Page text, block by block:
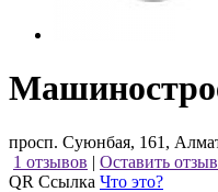
просп. Суюнбая, 161,
1 отзывов | Оставить отзыв
QR Ссылка Что это?